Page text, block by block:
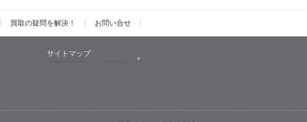
買取の疑問を解決！ お問い合せ
サイトマップ